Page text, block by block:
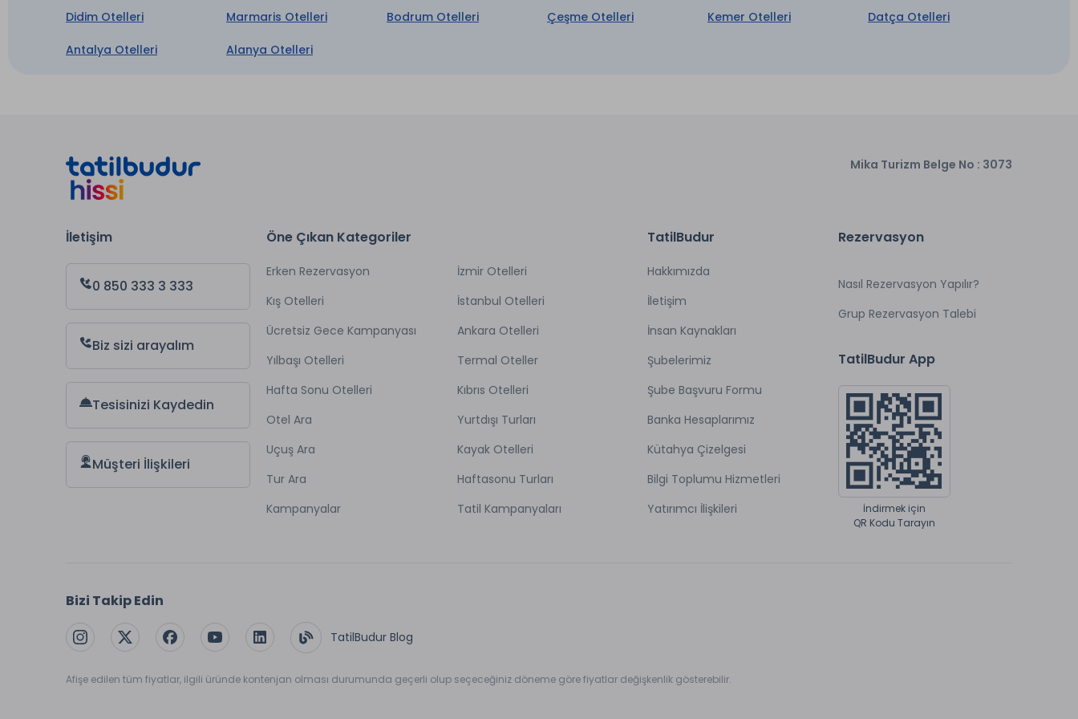
Kuru Temizleme
Didim Otelleri Marmaris Otelleri Bodrum Otelleri Çeşme Otelleri Kemer Otelleri Datça Otelleri
Antalya Otelleri Alanya Otelleri
Mika Turizm Belge No : 3073
İletişim
0 850 333 3 333
Biz sizi arayalım
Tesisinizi Kaydedin
Müşteri İlişkileri
Öne Çıkan Kategoriler
Erken Rezervasyon
Kış Otelleri
Ücretsiz Gece Kampanyası
Yılbaşı Otelleri
Hafta Sonu Otelleri
Otel Ara
Uçuş Ara
Tur Ara
Kampanyalar
İzmir Otelleri
İstanbul Otelleri
Ankara Otelleri
Termal Oteller
Kıbrıs Otelleri
Yurtdışı Turları
Kayak Otelleri
Haftasonu Turları
Tatil Kampanyaları
TatilBudur
Hakkımızda
İletişim
İnsan Kaynakları
Şubelerimiz
Şube Başvuru Formu
Banka Hesaplarımız
Kütahya Çizelgesi
Bilgi Toplumu Hizmetleri
Yatırımcı İlişkileri
Rezervasyon
Nasıl Rezervasyon Yapılır?
Grup Rezervasyon Talebi
TatilBudur App
İndirmek için
QR Kodu Tarayın
Bizi Takip Edin
TatilBudur Blog
Afişe edilen tüm fiyatlar, ilgili üründe kontenjan olması durumunda geçerli olup seçeceğiniz döneme göre fiyatlar değişkenlik gösterebilir.